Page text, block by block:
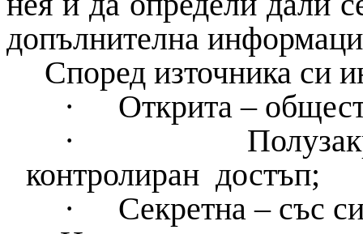
допълнителна
Според източника си
·
Открита –
·
контролиран достъп;
·
Секретна – със